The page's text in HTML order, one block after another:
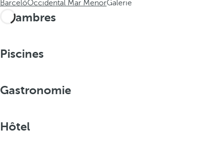
BarcelóOccidental Mar MenorGalerie
Chambres
Piscines
Gastronomie
Hôtel